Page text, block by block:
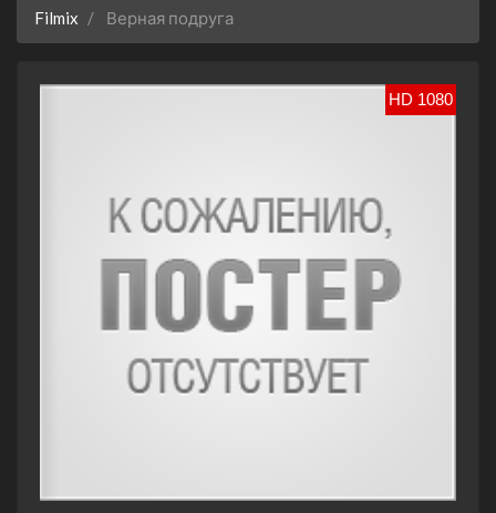
Filmix Верная подруга
HD 1080